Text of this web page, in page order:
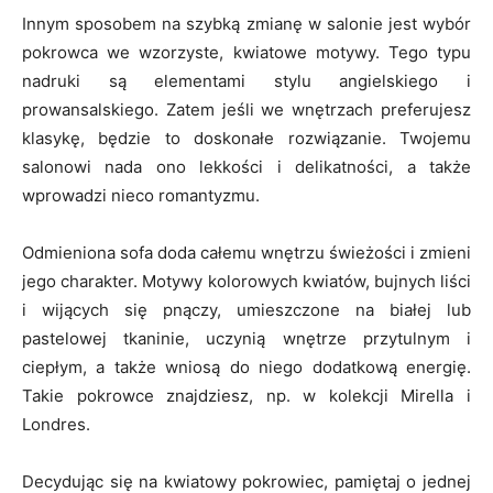
Innym sposobem na szybką zmianę w salonie jest wybór
pokrowca we wzorzyste, kwiatowe motywy. Tego typu
nadruki są elementami stylu angielskiego i
prowansalskiego. Zatem jeśli we wnętrzach preferujesz
klasykę, będzie to doskonałe rozwiązanie. Twojemu
salonowi nada ono lekkości i delikatności, a także
wprowadzi nieco romantyzmu.
Odmieniona sofa doda całemu wnętrzu świeżości i zmieni
jego charakter. Motywy kolorowych kwiatów, bujnych liści
i wijących się pnączy, umieszczone na białej lub
pastelowej tkaninie, uczynią wnętrze przytulnym i
ciepłym, a także wniosą do niego dodatkową energię.
Takie pokrowce znajdziesz, np. w kolekcji Mirella i
Londres.
Decydując się na kwiatowy pokrowiec, pamiętaj o jednej